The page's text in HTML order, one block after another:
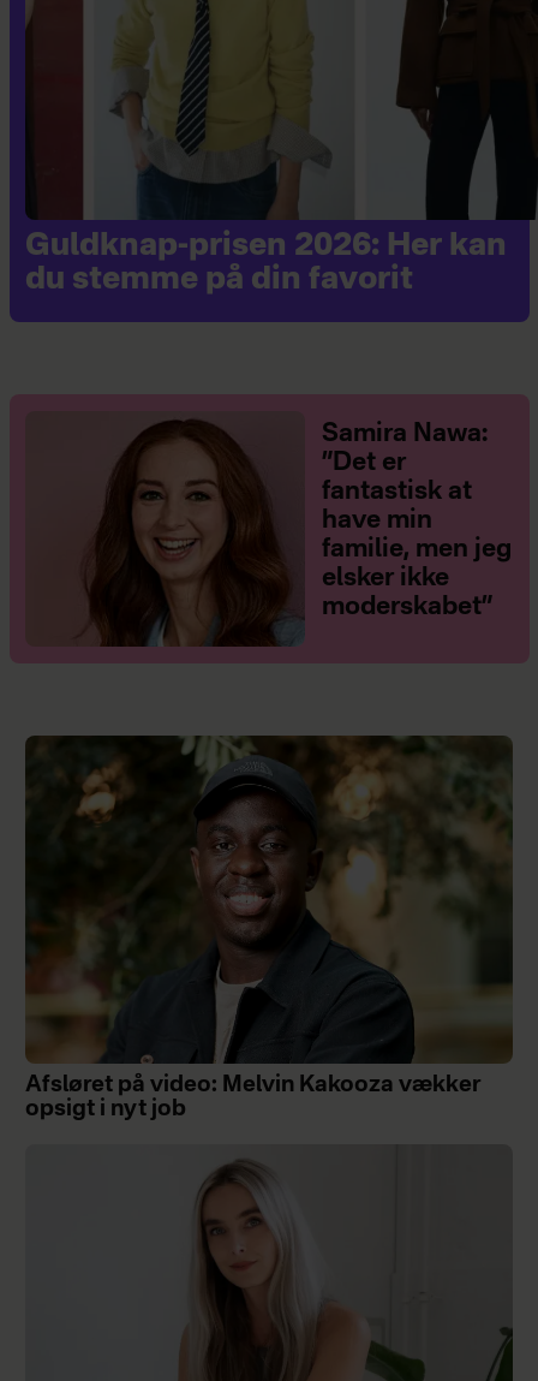
Guldknap-prisen 2026: Her kan
du stemme på din favorit
Samira Nawa:
”Det er
fantastisk at
have min
familie, men jeg
elsker ikke
moderskabet”
Afsløret på video: Melvin Kakooza vækker
opsigt i nyt job